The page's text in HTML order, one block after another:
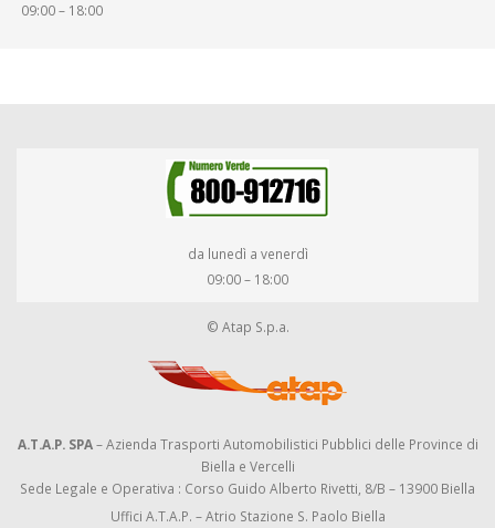
09:00 – 18:00
da lunedì a venerdì
09:00 – 18:00
© Atap S.p.a.
A.T.A.P. SPA– Azienda Trasporti Automobilistici Pubblici delle Province di
Biella e Vercelli
Sede Legale e Operativa : Corso Guido Alberto Rivetti, 8/B – 13900 Biella
Uffici A.T.A.P. – Atrio Stazione S. Paolo Biella